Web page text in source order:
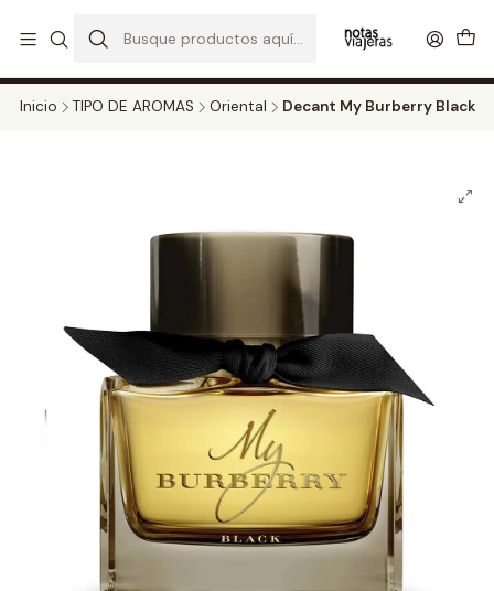
TODOS LOS DECANTS
Inicio TIPO DE AROMAS Oriental Decant My Burberry Black